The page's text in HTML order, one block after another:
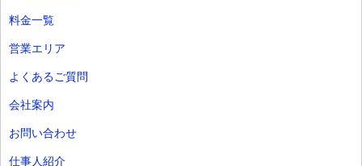
料金一覧
営業エリア
よくあるご質問
会社案内
お問い合わせ
仕事人紹介